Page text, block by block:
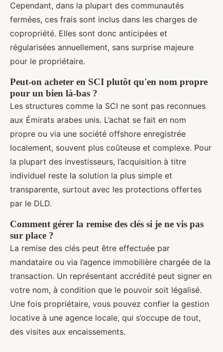
Cependant, dans la plupart des communautés
fermées, ces frais sont inclus dans les charges de
copropriété. Elles sont donc anticipées et
régularisées annuellement, sans surprise majeure
pour le propriétaire.
Peut-on acheter en SCI plutôt qu'en nom propre
pour un bien là-bas ?
Les structures comme la SCI ne sont pas reconnues
aux Émirats arabes unis. L’achat se fait en nom
propre ou via une société offshore enregistrée
localement, souvent plus coûteuse et complexe. Pour
la plupart des investisseurs, l’acquisition à titre
individuel reste la solution la plus simple et
transparente, surtout avec les protections offertes
par le DLD.
Comment gérer la remise des clés si je ne vis pas
sur place ?
La remise des clés peut être effectuée par
mandataire ou via l’agence immobilière chargée de la
transaction. Un représentant accrédité peut signer en
votre nom, à condition que le pouvoir soit légalisé.
Une fois propriétaire, vous pouvez confier la gestion
locative à une agence locale, qui s’occupe de tout,
des visites aux encaissements.